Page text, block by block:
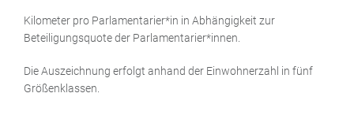
Kilometer pro Parlamentarier*in in Abhängigkeit zur
Beteiligungsquote der Parlamentarier*innen.
Die Auszeichnung erfolgt anhand der Einwohnerzahl in fünf
Größenklassen.